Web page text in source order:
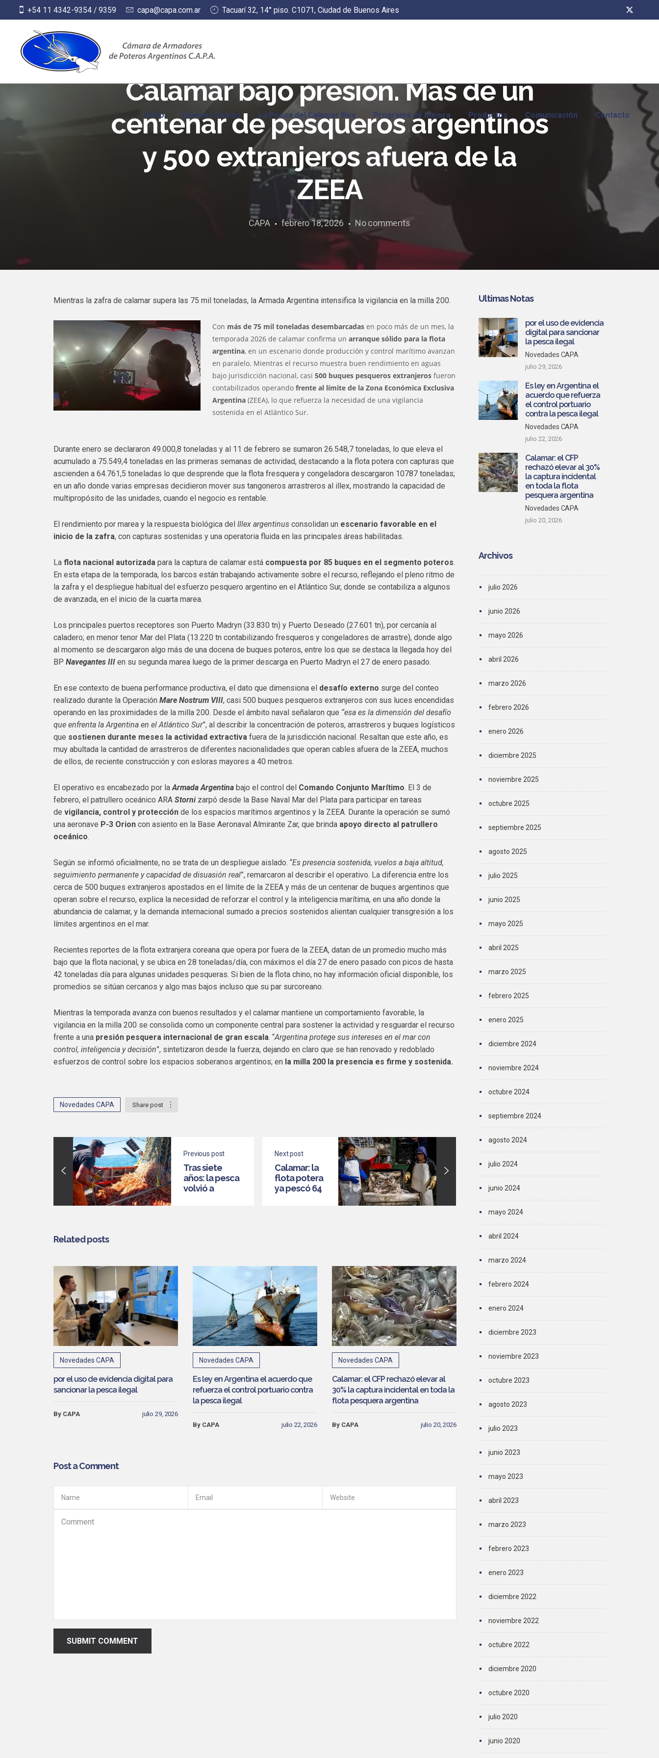
to
+54 11 4342-9354 / 9359 capa@capa.com.ar Tacuarí 32, 14° piso. C1071, Ciudad de Buenos Aires
Inicio Quienes Somos La Pesca del Calamar Illex Programa de Mejora Productos Comunicación Contacto
Calamar bajo presión. Mas de un
centenar de pesqueros argentinos
y 500 extranjeros afuera de la
ZEEA
CAPA febrero 18, 2026 No comments
Mientras la zafra de calamar supera las 75 mil toneladas, la Armada Argentina intensifica la vigilancia en la milla 200.
Con más de 75 mil toneladas desembarcadas en poco más de un mes, la
temporada 2026 de calamar confirma unarranque sólido para la flota
argentina, en un escenario donde producción y control marítimo avanzan
en paralelo. Mientras el recurso muestra buen rendimiento en aguas
bajo jurisdicción nacional, casi500 buques pesqueros extranjeros fueron
contabilizados operandofrente al límite de la Zona Económica Exclusiva
Argentina (ZEEA), lo que refuerza la necesidad de una vigilancia
sostenida en el Atlántico Sur.
Durante enero se declararon 49.000,8 toneladas y al 11 de febrero se sumaron 26.548,7 toneladas, lo que eleva el
acumulado a 75.549,4 toneladas en las primeras semanas de actividad, destacando a la flota potera con capturas que
ascienden a 64.761,5 toneladas lo que desprende que la flota fresquera y congeladora descargaron 10787 toneladas;
en un año donde varias empresas decidieron mover sus tangoneros arrastreros al illex, mostrando la capacidad de
multipropósito de las unidades, cuando el negocio es rentable.
El rendimiento por marea y la respuesta biológica delIllex argentinus consolidan un escenario favorable en el
inicio de la zafra, con capturas sostenidas y una operatoria fluida en las principales áreas habilitadas.
Laflota nacional autorizada para la captura de calamar está compuesta por 85 buques en el segmento poteros.
En esta etapa de la temporada, los barcos están trabajando activamente sobre el recurso, reflejando el pleno ritmo de
la zafra y el despliegue habitual del esfuerzo pesquero argentino en el Atlántico Sur, donde se contabiliza a algunos
de avanzada, en el inicio de la cuarta marea.
Los principales puertos receptores son Puerto Madryn (33.830 tn) y Puerto Deseado (27.601 tn), por cercanía al
caladero; en menor tenor Mar del Plata (13.220 tn contabilizando fresqueros y congeladores de arrastre), donde algo
al momento se descargaron algo más de una docena de buques poteros, entre los que se destaca la llegada hoy del
BPNavegantes III en su segunda marea luego de la primer descarga en Puerto Madryn el 27 de enero pasado.
En ese contexto de buena performance productiva, el dato que dimensiona el desafío externo surge del conteo
realizado durante la OperaciónMare Nostrum VIII, casi 500 buques pesqueros extranjeros con sus luces encendidas
operando en las proximidades de la milla 200. Desde el ámbito naval señalaron que “esa es la dimensión del desafío
que enfrenta la Argentina en el Atlántico Sur”, al describir la concentración de poteros, arrastreros y buques logísticos
que sostienen durante meses la actividad extractiva fuera de la jurisdicción nacional. Resaltan que este año, es
muy abultada la cantidad de arrastreros de diferentes nacionalidades que operan cables afuera de la ZEEA, muchos
de ellos, de reciente construcción y con esloras mayores a 40 metros.
El operativo es encabezado por laArmada Argentina bajo el control del Comando Conjunto Marítimo. El 3 de
febrero, el patrullero oceánico ARAStornizarpó desde la Base Naval Mar del Plata para participar en tareas
devigilancia, control y protección de los espacios marítimos argentinos y la ZEEA. Durante la operación se sumó
una aeronave P-3 Orion con asiento en la Base Aeronaval Almirante Zar, que brinda apoyo directo al patrullero
oceánico.
Según se informó oficialmente, no se trata de un despliegue aislado. “Es presencia sostenida, vuelos a baja altitud,
seguimiento permanente y capacidad de disuasión real”, remarcaron al describir el operativo. La diferencia entre los
cerca de 500 buques extranjeros apostados en el límite de la ZEEA y más de un centenar de buques argentinos que
operan sobre el recurso, explica la necesidad de reforzar el control y la inteligencia marítima, en una año donde la
abundancia de calamar, y la demanda internacional sumado a precios sostenidos alientan cualquier transgresión a los
límites argentinos en el mar.
Recientes reportes de la flota extranjera coreana que opera por fuera de la ZEEA, datan de un promedio mucho más
bajo que la flota nacional, y se ubica en 28 toneladas/día, con máximos el día 27 de enero pasado con picos de hasta
42 toneladas día para algunas unidades pesqueras. Si bien de la flota chino, no hay información oficial disponible, los
promedios se sitúan cercanos y algo mas bajos incluso que su par surcoreano.
Mientras la temporada avanza con buenos resultados y el calamar mantiene un comportamiento favorable, la
vigilancia en la milla 200 se consolida como un componente central para sostener la actividad y resguardar el recurso
frente a una presión pesquera internacional de gran escala. “Argentina protege sus intereses en el mar con
control, inteligencia y decisión”, sintetizaron desde la fuerza, dejando en claro que se han renovado y redoblado
esfuerzos de control sobre los espacios soberanos argentinos; en la milla 200 la presencia es firme y sostenida.
Novedades CAPA Share post
Previous post
Tras siete
años: la pesca
volvió a
Next post
Calamar: la
flota potera
ya pescó 64
Related posts
Novedades CAPA
por el uso de evidencia digital para
sancionar la pesca ilegal
By CAPA julio 29, 2026
Novedades CAPA
Es ley en Argentina el acuerdo que
refuerza el control portuario contra
la pesca ilegal
By CAPA julio 22, 2026
Novedades CAPA
Calamar: el CFP rechazó elevar al
30% la captura incidental en toda la
flota pesquera argentina
By CAPA julio 20, 2026
Post a Comment
SUBMIT COMMENT
Ultimas Notas
por el uso de evidencia
digital para sancionar
la pesca ilegal
Novedades CAPA
julio 29, 2026
Es ley en Argentina el
acuerdo que refuerza
el control portuario
contra la pesca ilegal
Novedades CAPA
julio 22, 2026
Calamar: el CFP
rechazó elevar al 30%
la captura incidental
en toda la flota
pesquera argentina
Novedades CAPA
julio 20, 2026
Archivos
julio 2026
junio 2026
mayo 2026
abril 2026
marzo 2026
febrero 2026
enero 2026
diciembre 2025
noviembre 2025
octubre 2025
septiembre 2025
agosto 2025
julio 2025
junio 2025
mayo 2025
abril 2025
marzo 2025
febrero 2025
enero 2025
diciembre 2024
noviembre 2024
octubre 2024
septiembre 2024
agosto 2024
julio 2024
junio 2024
mayo 2024
abril 2024
marzo 2024
febrero 2024
enero 2024
diciembre 2023
noviembre 2023
octubre 2023
agosto 2023
julio 2023
junio 2023
mayo 2023
abril 2023
marzo 2023
febrero 2023
enero 2023
diciembre 2022
noviembre 2022
octubre 2022
diciembre 2020
octubre 2020
julio 2020
junio 2020